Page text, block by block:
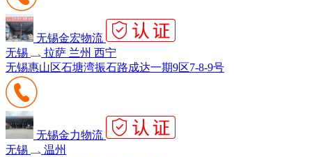
无锡金宏物流
无锡
拉萨 兰州 西宁
无锡惠山区石塘湾振石路成达一期9区7-8-9号
无锡金力物流
无锡
温州